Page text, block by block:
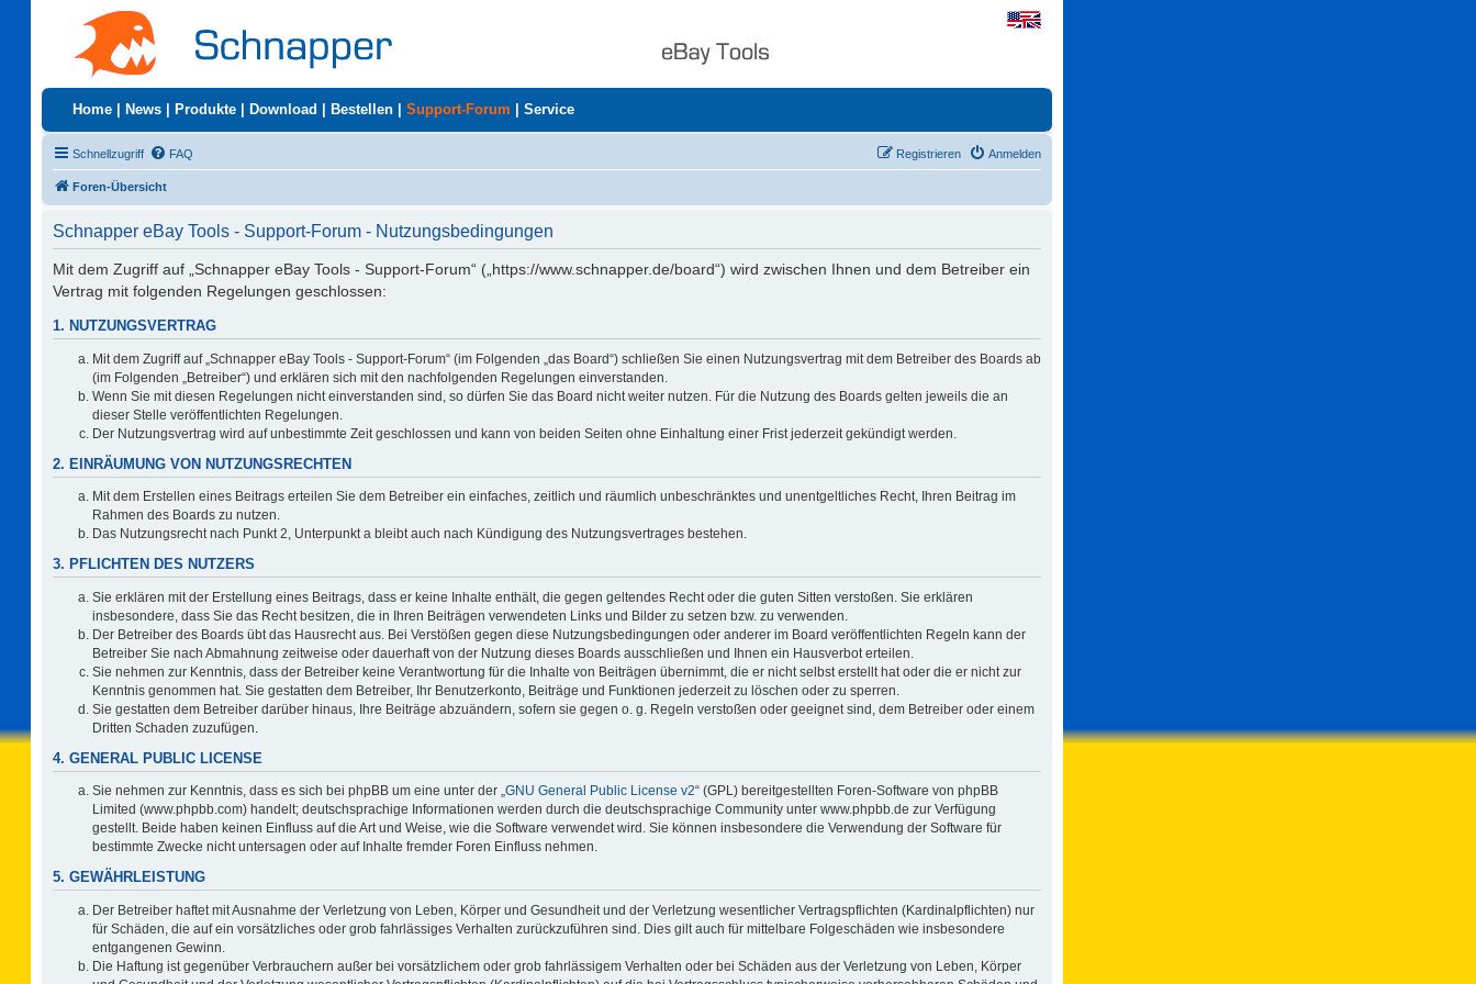
Home News Produkte Download Bestellen Support-Forum Service
Schnellzugriff FAQ Anmelden
Registrieren
Foren-Übersicht
Schnapper eBay Tools - Support-Forum - Nutzungsbedingungen
Mit dem Zugriff auf „Schnapper eBay Tools - Support-Forum“ („https://www.schnapper.de/board“) wird zwischen Ihnen und dem Betreiber ein
Vertrag mit folgenden Regelungen geschlossen:
1. NUTZUNGSVERTRAG
Mit dem Zugriff auf „Schnapper eBay Tools - Support-Forum“ (im Folgenden „das Board“) schließen Sie einen Nutzungsvertrag mit dem Betreiber des Boards ab
(im Folgenden „Betreiber“) und erklären sich mit den nachfolgenden Regelungen einverstanden.
Wenn Sie mit diesen Regelungen nicht einverstanden sind, so dürfen Sie das Board nicht weiter nutzen. Für die Nutzung des Boards gelten jeweils die an
dieser Stelle veröffentlichten Regelungen.
Der Nutzungsvertrag wird auf unbestimmte Zeit geschlossen und kann von beiden Seiten ohne Einhaltung einer Frist jederzeit gekündigt werden.
2. EINRÄUMUNG VON NUTZUNGSRECHTEN
Mit dem Erstellen eines Beitrags erteilen Sie dem Betreiber ein einfaches, zeitlich und räumlich unbeschränktes und unentgeltliches Recht, Ihren Beitrag im
Rahmen des Boards zu nutzen.
Das Nutzungsrecht nach Punkt 2, Unterpunkt a bleibt auch nach Kündigung des Nutzungsvertrages bestehen.
3. PFLICHTEN DES NUTZERS
Sie erklären mit der Erstellung eines Beitrags, dass er keine Inhalte enthält, die gegen geltendes Recht oder die guten Sitten verstoßen. Sie erklären
insbesondere, dass Sie das Recht besitzen, die in Ihren Beiträgen verwendeten Links und Bilder zu setzen bzw. zu verwenden.
Der Betreiber des Boards übt das Hausrecht aus. Bei Verstößen gegen diese Nutzungsbedingungen oder anderer im Board veröffentlichten Regeln kann der
Betreiber Sie nach Abmahnung zeitweise oder dauerhaft von der Nutzung dieses Boards ausschließen und Ihnen ein Hausverbot erteilen.
Sie nehmen zur Kenntnis, dass der Betreiber keine Verantwortung für die Inhalte von Beiträgen übernimmt, die er nicht selbst erstellt hat oder die er nicht zur
Kenntnis genommen hat. Sie gestatten dem Betreiber, Ihr Benutzerkonto, Beiträge und Funktionen jederzeit zu löschen oder zu sperren.
Sie gestatten dem Betreiber darüber hinaus, Ihre Beiträge abzuändern, sofern sie gegen o. g. Regeln verstoßen oder geeignet sind, dem Betreiber oder einem
Dritten Schaden zuzufügen.
4. GENERAL PUBLIC LICENSE
Sie nehmen zur Kenntnis, dass es sich bei phpBB um eine unter der „GNU General Public License v2“ (GPL) bereitgestellten Foren-Software von phpBB
Limited (www.phpbb.com) handelt; deutschsprachige Informationen werden durch die deutschsprachige Community unter www.phpbb.de zur Verfügung
gestellt. Beide haben keinen Einfluss auf die Art und Weise, wie die Software verwendet wird. Sie können insbesondere die Verwendung der Software für
bestimmte Zwecke nicht untersagen oder auf Inhalte fremder Foren Einfluss nehmen.
5. GEWÄHRLEISTUNG
Der Betreiber haftet mit Ausnahme der Verletzung von Leben, Körper und Gesundheit und der Verletzung wesentlicher Vertragspflichten (Kardinalpflichten) nur
für Schäden, die auf ein vorsätzliches oder grob fahrlässiges Verhalten zurückzuführen sind. Dies gilt auch für mittelbare Folgeschäden wie insbesondere
entgangenen Gewinn.
Die Haftung ist gegenüber Verbrauchern außer bei vorsätzlichem oder grob fahrlässigem Verhalten oder bei Schäden aus der Verletzung von Leben, Körper